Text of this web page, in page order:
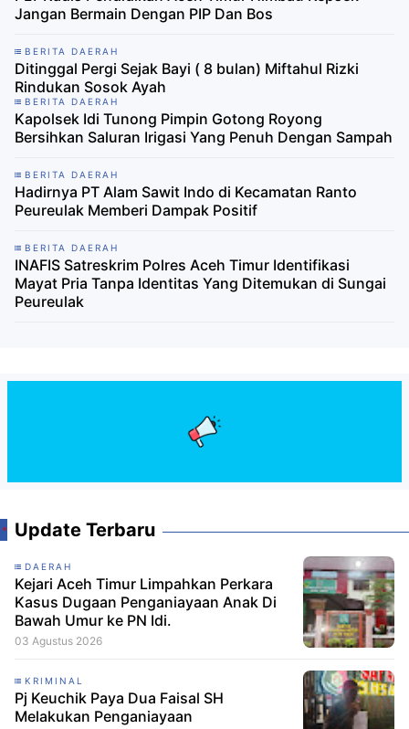
Jangan Bermain Dengan PIP Dan Bos
BERITA DAERAH
Ditinggal Pergi Sejak Bayi ( 8 bulan) Miftahul Rizki
Rindukan Sosok Ayah
BERITA DAERAH
Kapolsek Idi Tunong Pimpin Gotong Royong
Bersihkan Saluran Irigasi Yang Penuh Dengan Sampah
BERITA DAERAH
Hadirnya PT Alam Sawit Indo di Kecamatan Ranto
Peureulak Memberi Dampak Positif
BERITA DAERAH
INAFIS Satreskrim Polres Aceh Timur Identifikasi
Mayat Pria Tanpa Identitas Yang Ditemukan di Sungai
Peureulak
Update Terbaru
DAERAH
Kejari Aceh Timur Limpahkan Perkara
Kasus Dugaan Penganiayaan Anak Di
Bawah Umur ke PN Idi.
03 Agustus 2026
KRIMINAL
Pj Keuchik Paya Dua Faisal SH
Melakukan Penganiayaan